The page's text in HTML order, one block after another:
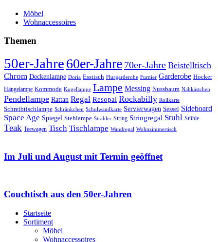
Möbel
Wohnaccessoires
Themen
50er-Jahre60er-Jahre 70er-Jahre Beistelltisch
Chrom Deckenlampe Doria Esstisch Flurgarderobe Furnier Garderobe Hocker
Hängelampe Kommode Kugellampe Lampe Messing Nussbaum Nähkästchen
Pendellampe Rattan Regal Resopal Rockabilly Rollkarte
Schreibtischlampe Schränkchen Schulwandkarte Servierwagen Sessel Sideboard
Space Age Spiegel Stehlampe Strahler String Stringregal Stuhl Stühle
Teak Teewagen Tisch Tischlampe Wandregal Wohnzimmertisch
Im Juli und August mit Termin geöffnet
Couchtisch aus den 50er-Jahren
Startseite
Sortiment
Möbel
Wohnaccessoires